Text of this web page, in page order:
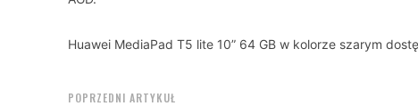
Huawei MediaPad T5 lite 10” 64 GB w kolorze szarym
POPRZEDNI ARTYKUŁ